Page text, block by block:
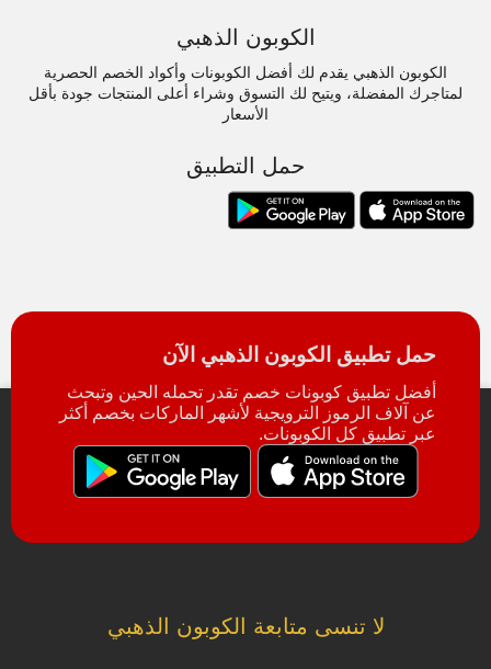
الكوبون الذهبي
الكوبون الذهبي يقدم لك أفضل الكوبونات وأكواد الخصم الحصرية
لمتاجرك المفضلة، ويتيح لك التسوق وشراء أعلى المنتجات جودة بأقل
الأسعار
حمل التطبيق
حمل تطبيق الكوبون الذهبي الآن
أفضل تطبيق كوبونات خصم تقدر تحمله الحين وتبحث
عن آلاف الرموز الترويجية لأشهر الماركات بخصم أكثر
عبر تطبيق كل الكوبونات.
لا تنسى متابعة الكوبون الذهبي